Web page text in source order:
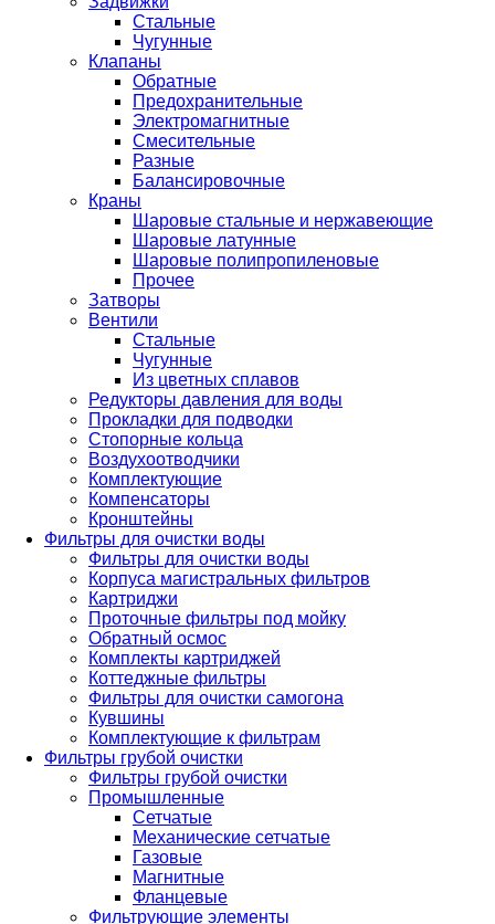
Стальные
Чугунные
Клапаны
Обратные
Предохранительные
Электромагнитные
Смесительные
Разные
Балансировочные
Краны
Шаровые стальные и нержавеющие
Шаровые латунные
Шаровые полипропиленовые
Прочее
Затворы
Вентили
Стальные
Чугунные
Из цветных сплавов
Редукторы давления для воды
Прокладки для подводки
Стопорные кольца
Воздухоотводчики
Комплектующие
Компенсаторы
Кронштейны
Фильтры для очистки воды
Фильтры для очистки воды
Корпуса магистральных фильтров
Картриджи
Проточные фильтры под мойку
Обратный осмос
Комплекты картриджей
Коттеджные фильтры
Фильтры для очистки самогона
Кувшины
Комплектующие к фильтрам
Фильтры грубой очистки
Фильтры грубой очистки
Промышленные
Сетчатые
Механические сетчатые
Газовые
Магнитные
Фланцевые
Фильтрующие элементы